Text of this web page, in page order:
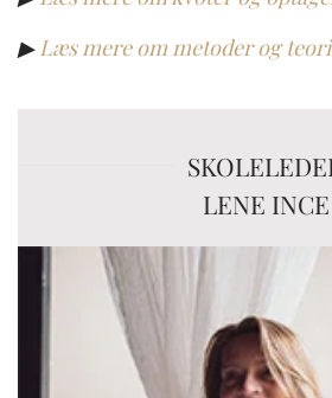
▶︎ Læs mere om metoder og
LENE INCE